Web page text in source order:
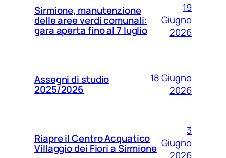
Sirmione, manutenzione
delle aree verdi comunali:
gara aperta fino al 7 luglio
19
Giugno
2026
Assegni di studio
2025/2026
18 Giugno
2026
Riapre il Centro Acquatico
Villaggio dei Fiori a Sirmione
3
Giugno